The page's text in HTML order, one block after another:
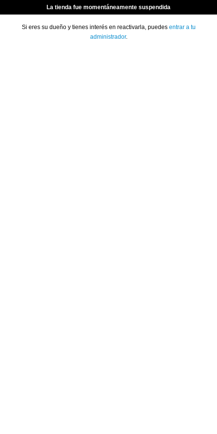
La tienda fue momentáneamente suspendida
Si eres su dueño y tienes interés en reactivarla, puedes entrar a tu
administrador.